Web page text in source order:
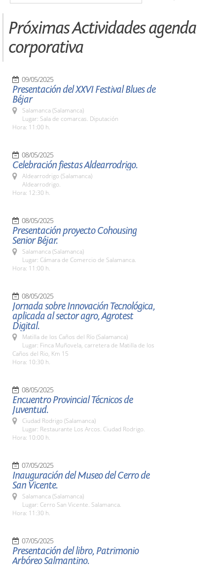
Próximas Actividades agenda
corporativa
09/05/2025
Presentación del XXVI Festival Blues de
Béjar
Salamanca (Salamanca)
Lugar: Sala de comarcas. Diputación
Hora: 11:00 h.
08/05/2025
Celebración fiestas Aldearrodrigo.
Aldearrodrigo (Salamanca)
Aldearrodrigo.
Hora: 12:30 h.
08/05/2025
Presentación proyecto Cohousing
Senior Béjar.
Salamanca (Salamanca)
Lugar: Cámara de Comercio de Salamanca.
Hora: 11:00 h.
08/05/2025
Jornada sobre Innovación Tecnológica,
aplicada al sector agro, Agrotest
Digital.
Matilla de los Caños del Río (Salamanca)
Lugar: Finca Muñovela, carretera de Matilla de los
Caños del Rio, Km 15
Hora: 10:30 h.
08/05/2025
Encuentro Provincial Técnicos de
Juventud.
Ciudad Rodrigo (Salamanca)
Lugar: Restaurante Los Arcos. Ciudad Rodrigo.
Hora: 10:00 h.
07/05/2025
Inauguración del Museo del Cerro de
San Vicente.
Salamanca (Salamanca)
Lugar: Cerro San Vicente. Salamanca.
Hora: 11:30 h.
07/05/2025
Presentación del libro, Patrimonio
Arbóreo Salmantino.